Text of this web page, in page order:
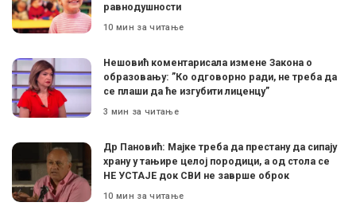
равнодушности
10 мин за читање
Нешовић коментарисала измене Закона о
образовању: ”Ко одговорно ради, не треба да
се плаши да ће изгубити лиценцу”
3 мин за читање
Др Пановић: Мајке треба да престану да сипају
храну у тањире целој породици, а од стола се
НЕ УСТАЈЕ док СВИ не заврше оброк
10 мин за читање